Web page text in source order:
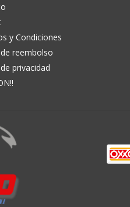
y Condiciones
reembolso
privacidad